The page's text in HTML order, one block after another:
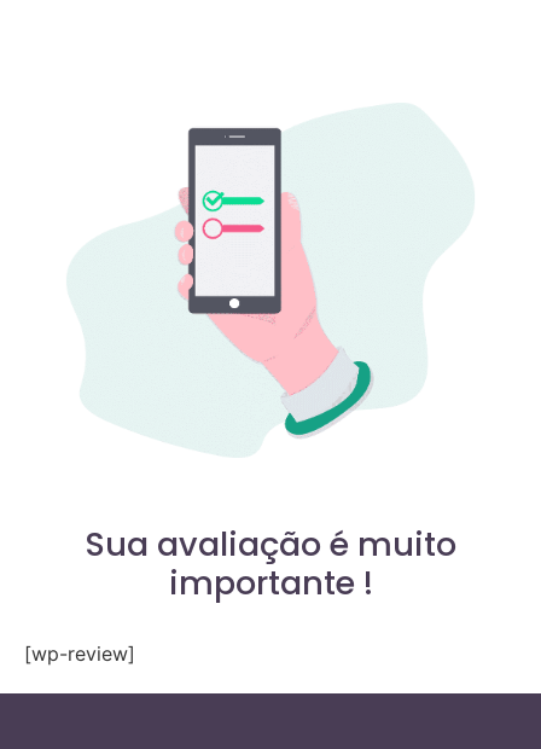
Sua avaliação é muito
importante !
[wp-review]